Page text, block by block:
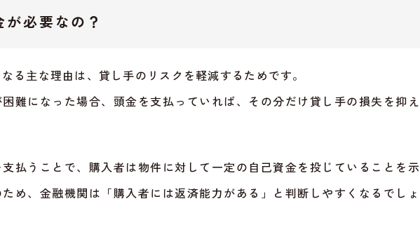
が必要なの？
る主な理由は、貸し手のリスクを軽減するためです。
難になった場合、頭金を支払っていれば、その分だけ貸し手の損失を抑え
払うことで、購入者は物件に対して一定の自己資金を投じていることを示
め、金融機関は「購入者には返済能力がある」と判断しやすくなるでしょ